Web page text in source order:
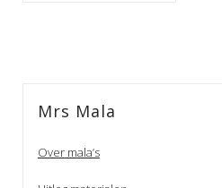
Mrs Mala
Over mala’s